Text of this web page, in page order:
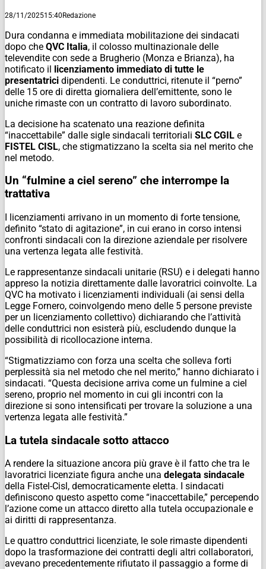
28/11/202515:40Redazione
Dura condanna e immediata mobilitazione dei sindacati
dopo che QVC Italia, il colosso multinazionale delle
televendite con sede a Brugherio (Monza e Brianza), ha
notificato il licenziamento immediato di tutte le
presentatrici dipendenti. Le conduttrici, ritenute il “perno”
delle 15 ore di diretta giornaliera dell’emittente, sono le
uniche rimaste con un contratto di lavoro subordinato.
La decisione ha scatenato una reazione definita
“inaccettabile” dalle sigle sindacali territoriali SLC CGIL e
FISTEL CISL, che stigmatizzano la scelta sia nel merito che
nel metodo.
Un “fulmine a ciel sereno” che interrompe la
trattativa
I licenziamenti arrivano in un momento di forte tensione,
definito “stato di agitazione”, in cui erano in corso intensi
confronti sindacali con la direzione aziendale per risolvere
una vertenza legata alle festività.
Le rappresentanze sindacali unitarie (RSU) e i delegati hanno
appreso la notizia direttamente dalle lavoratrici coinvolte. La
QVC ha motivato i licenziamenti individuali (ai sensi della
Legge Fornero, coinvolgendo meno delle 5 persone previste
per un licenziamento collettivo) dichiarando che l’attività
delle conduttrici non esisterà più, escludendo dunque la
possibilità di ricollocazione interna.
“Stigmatizziamo con forza una scelta che solleva forti
perplessità sia nel metodo che nel merito,” hanno dichiarato i
sindacati. “Questa decisione arriva come un fulmine a ciel
sereno, proprio nel momento in cui gli incontri con la
direzione si sono intensificati per trovare la soluzione a una
vertenza legata alle festività.”
La tutela sindacale sotto attacco
A rendere la situazione ancora più grave è il fatto che tra le
lavoratrici licenziate figura anche una delegata sindacale
della Fistel-Cisl, democraticamente eletta. I sindacati
definiscono questo aspetto come “inaccettabile,” percependo
l’azione come un attacco diretto alla tutela occupazionale e
ai diritti di rappresentanza.
Le quattro conduttrici licenziate, le sole rimaste dipendenti
dopo la trasformazione dei contratti degli altri collaboratori,
avevano precedentemente rifiutato il passaggio a forme di